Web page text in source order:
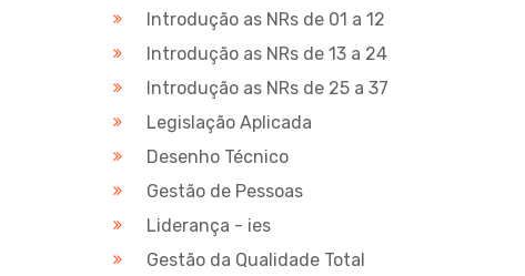
Introdução as NRs de 01 a 12
Introdução as NRs de 13 a 24
Introdução as NRs de 25 a 37
Legislação Aplicada
Desenho Técnico
Gestão de Pessoas
Liderança - ies
Gestão da Qualidade Total